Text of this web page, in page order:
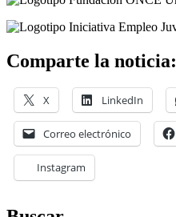
Comparte la noticia:
X LinkedIn
Correo electrónico
Instagram
Skip